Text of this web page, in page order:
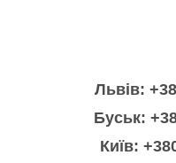
Львів:
Буськ:
Київ: